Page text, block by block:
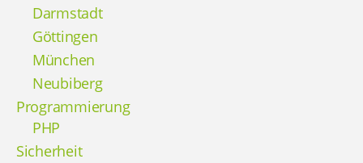
Darmstadt
Göttingen
München
Neubiberg
Programmierung
PHP
Sicherheit